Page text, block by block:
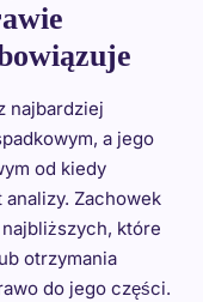
najbardziej
a jego
od kiedy
Zachowek
które
otrzymania
do jego części.